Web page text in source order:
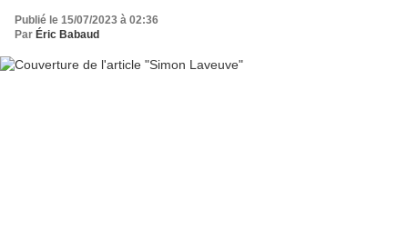
Publié le 15/07/2023 à 02:36
Par Éric Babaud